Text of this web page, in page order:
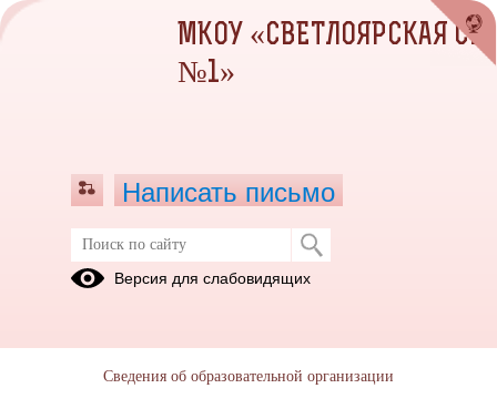
Посещение ВТЖТ
Девятые классы посетили ВТЖТ в рамках профориентации
МКОУ «СВЕТЛОЯРСКАЯ СШ
№1»
Написать письмо
Версия для слабовидящих
Сведения об образовательной организации